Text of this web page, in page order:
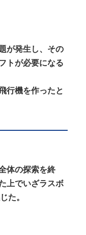
が発生し、その
トが必要になる
行機を作ったと
体の探索を終
上でいざラスボ
た。